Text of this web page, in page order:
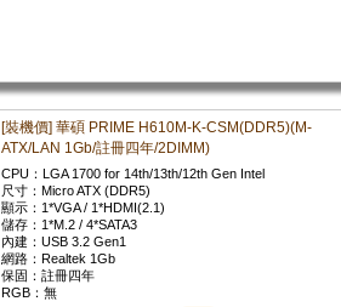
[裝機價] 華碩 PRIME H610M-K-CSM(DDR5)(M-
ATX/LAN 1Gb/註冊四年/2DIMM)
CPU：LGA 1700 for 14th/13th/12th Gen Intel
尺寸：Micro ATX (DDR5)
顯示：1*VGA / 1*HDMI(2.1)
儲存：1*M.2 / 4*SATA3
內建：USB 3.2 Gen1
網路：Realtek 1Gb
保固：註冊四年
RGB：無